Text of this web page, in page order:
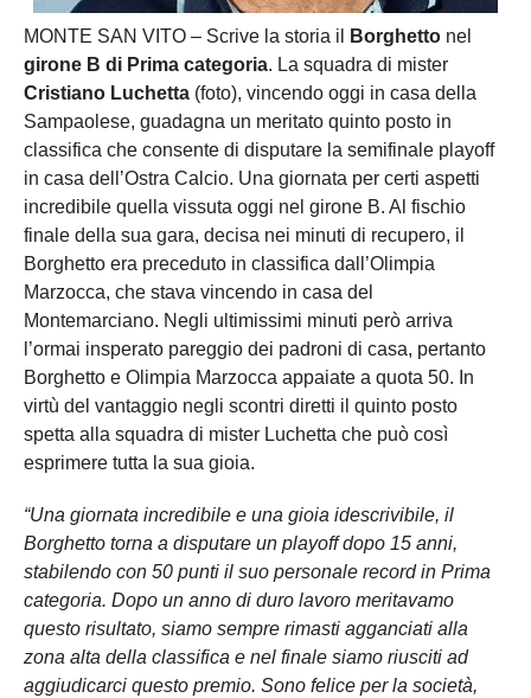
MONTE SAN VITO – Scrive la storia il Borghetto nel
girone B di Prima categoria. La squadra di mister
Cristiano Luchetta (foto), vincendo oggi in casa della
Sampaolese, guadagna un meritato quinto posto in
classifica che consente di disputare la semifinale playoff
in casa dell’Ostra Calcio. Una giornata per certi aspetti
incredibile quella vissuta oggi nel girone B. Al fischio
finale della sua gara, decisa nei minuti di recupero, il
Borghetto era preceduto in classifica dall’Olimpia
Marzocca, che stava vincendo in casa del
Montemarciano. Negli ultimissimi minuti però arriva
l’ormai insperato pareggio dei padroni di casa, pertanto
Borghetto e Olimpia Marzocca appaiate a quota 50. In
virtù del vantaggio negli scontri diretti il quinto posto
spetta alla squadra di mister Luchetta che può così
esprimere tutta la sua gioia.
“Una giornata incredibile e una gioia idescrivibile, il
Borghetto torna a disputare un playoff dopo 15 anni,
stabilendo con 50 punti il suo personale record in Prima
categoria. Dopo un anno di duro lavoro meritavamo
questo risultato, siamo sempre rimasti agganciati alla
zona alta della classifica e nel finale siamo riusciti ad
aggiudicarci questo premio. Sono felice per la società,